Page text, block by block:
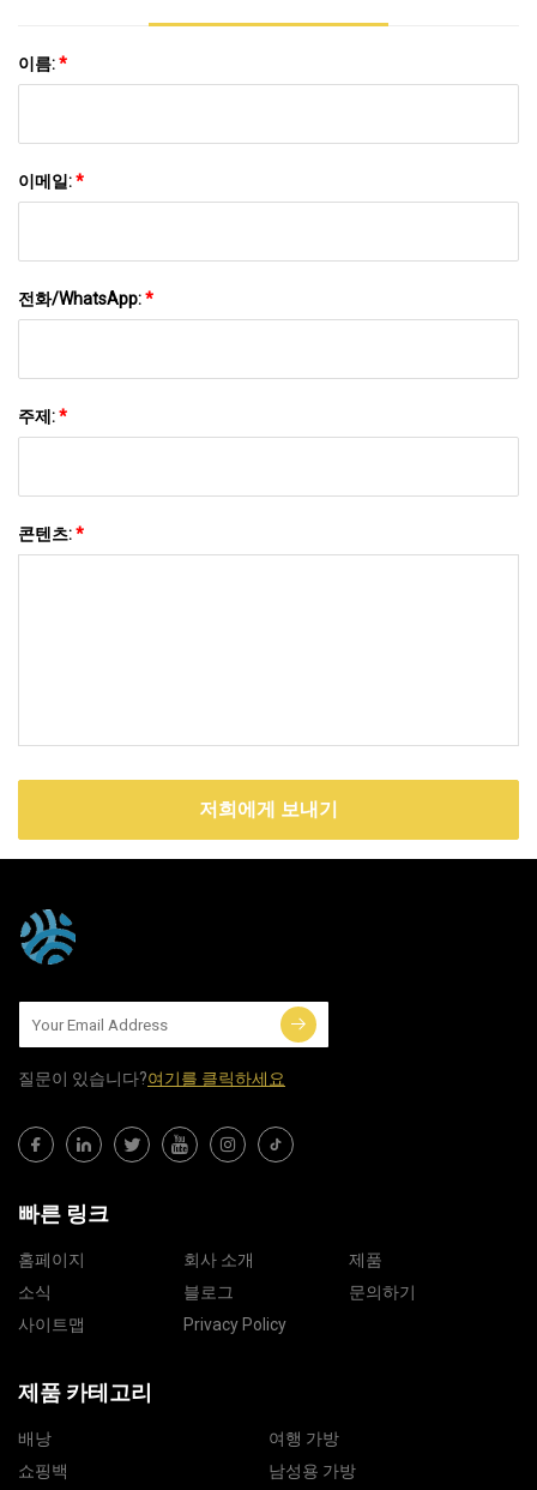
이름:*
이메일:*
전화/WhatsApp:*
주제:*
콘텐츠:*
저희에게 보내기
질문이 있습니다?여기를 클릭하세요
빠른 링크
홈페이지 회사 소개
제품
소식
블로그
문의하기
사이트맵
Privacy Policy
제품 카테고리
배낭
여행 가방
쇼핑백
남성용 가방